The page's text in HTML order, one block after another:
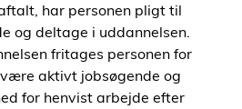
har personen pligt til
og deltage i uddannelsen.
fritages personen for
aktivt jobsøgende og
for henvist arbejde efter